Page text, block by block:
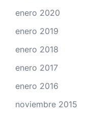
enero 2020
enero 2019
enero 2018
enero 2017
enero 2016
noviembre 2015